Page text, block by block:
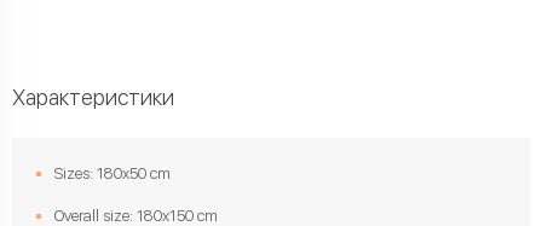
Характеристики
Sizes: 180х50 cm
Overall size: 180х150 cm